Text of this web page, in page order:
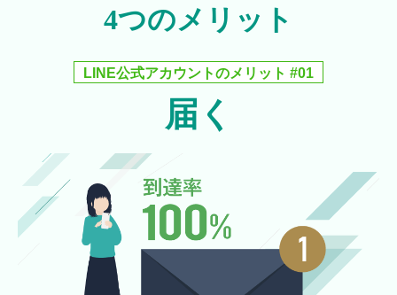
4つのメリット
LINE公式アカウントのメリット #01
届く